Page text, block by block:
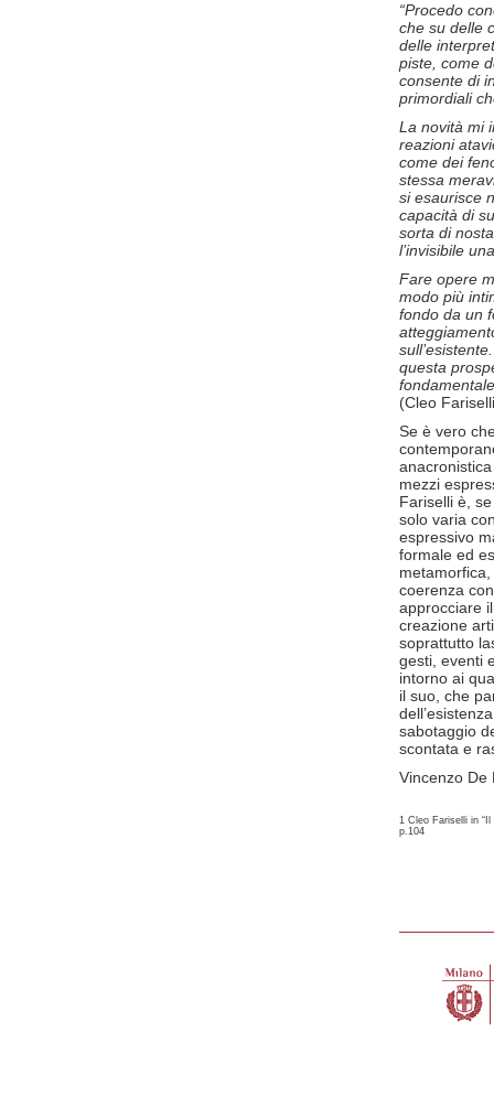
“Procedo
che su delle
delle
piste, come
consente di
primordiali
La novità mi
reazioni
come dei
stessa
si esaurisce
capacità di
sorta di
l’invisibile
Fare opere
modo più
fondo da un
questa
(Cleo
Se è vero
mezzi
Fariselli è,
solo varia
espressivo
formale ed
coerenza
approcciare
creazione
soprattutto
gesti, eventi
intorno ai
il suo, che
sabotaggio
scontata e
Vincenzo De
1 Cleo Fariselli in
p.104